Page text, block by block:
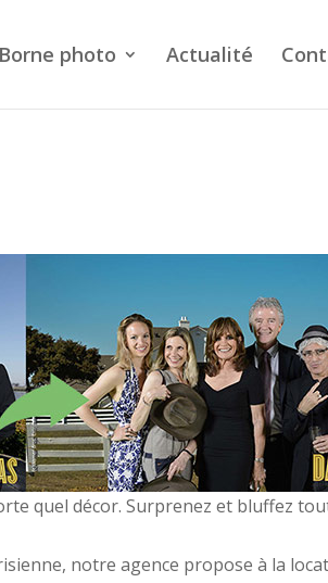
Borne photo Actualité
quel décor. Surprenez et bluffez
notre agence propose à la